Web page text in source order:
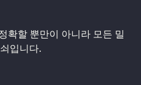
확할 뿐만이 아니라 모든 밀
입니다.